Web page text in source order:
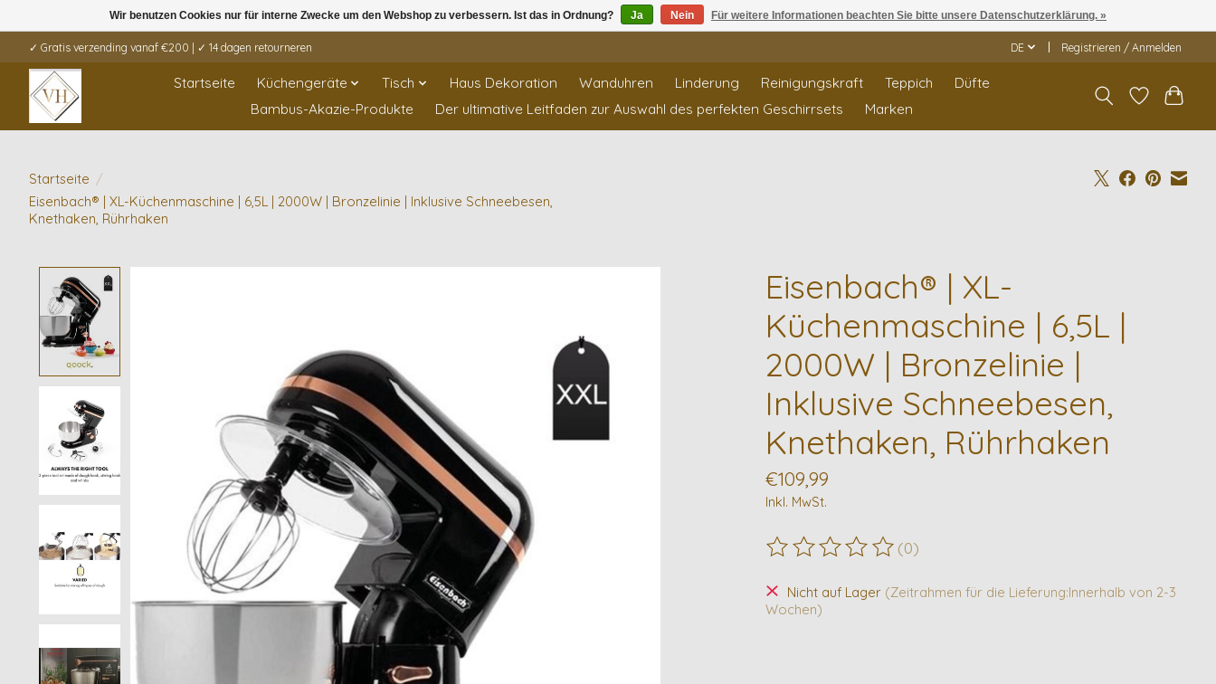
✓ Gratis verzending vanaf €200 | ✓ 14 dagen retourneren DE Registrieren / Anmelden
Startseite Küchengeräte Tisch Haus Dekoration Wanduhren Linderung Reinigungskraft Teppich
Düfte
Bambus-Akazie-Produkte
Der ultimative Leitfaden zur Auswahl des perfekten Geschirrsets Marken
Startseite /
Eisenbach® | XL-Küchenmaschine | 6,5L | 2000W | Bronzelinie | Inklusive Schneebesen,
Knethaken, Rührhaken
Eisenbach® | XL-
Küchenmaschine | 6,5L |
2000W | Bronzelinie |
Inklusive Schneebesen,
Knethaken, Rührhaken
€109,99
Inkl. MwSt.
Die Bewertung dieses Produkts ist
(0)
Nicht auf Lager (Zeitrahmen für die Lieferung:Innerhalb von 2-3
Wochen)
Wir benutzen Cookies nur für interne Zwecke um den Webshop zu verbessern. Ist das in Ordnung? Ja Nein Für weitere Informationen beachten Sie bitte unsere Datenschutzerklärung. »